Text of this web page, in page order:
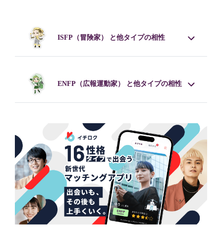
ISFP （冒険家） と他タイプの相性
ENFP （広報運動家） と他タイプの相性